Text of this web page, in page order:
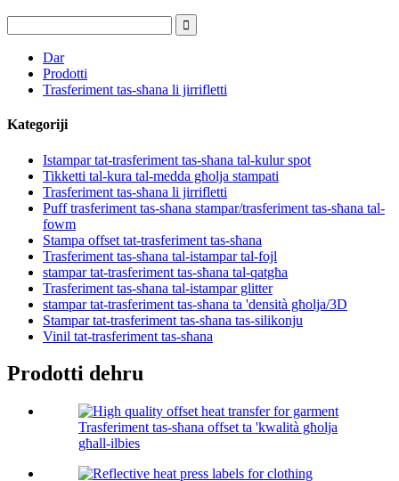
Dar
Prodotti
Trasferiment tas-sħana li jirrifletti
Kategoriji
Istampar tat-trasferiment tas-sħana tal-kulur spot
Tikketti tal-kura tal-medda għolja stampati
Trasferiment tas-sħana li jirrifletti
Puff trasferiment tas-sħana stampar/trasferiment tas-sħana tal-
fowm
Stampa offset tat-trasferiment tas-sħana
Trasferiment tas-sħana tal-istampar tal-fojl
stampar tat-trasferiment tas-sħana tal-qatgħa
Trasferiment tas-sħana tal-istampar glitter
stampar tat-trasferiment tas-sħana ta 'densità għolja/3D
Stampar tat-trasferiment tas-sħana tas-silikonju
Vinil tat-trasferiment tas-sħana
Prodotti dehru
Trasferiment tas-sħana offset ta 'kwalità għolja
għall-ilbies